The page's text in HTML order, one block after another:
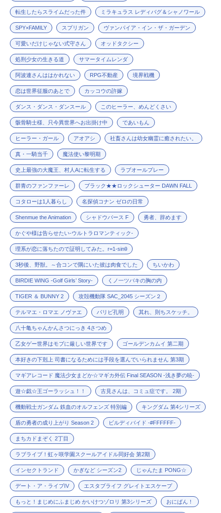
転生したらスライムだった件 ミラキュラス レディバグ＆シャノワール
SPY×FAMILY スプリガン ヴァンパイア・イン・ザ・ガーデン
可愛いだけじゃない式守さん オッドタクシー
処刑少女の生きる道 サマータイムレンダ
阿波連さんははかれない RPG不動産 境界戦機
恋は世界征服のあとで カッコウの許嫁
ダンス・ダンス・ダンスール このヒーラー、めんどくさい
骸骨騎士様、只今異世界へお出掛け中 であいもん
ヒーラー・ガール アオアシ 社畜さんは幼女幽霊に癒されたい。
真・一騎当千 魔法使い黎明期
史上最強の大魔王、村人Aに転生する ラブオールプレー
群青のファンファーレ ブラック★★ロックシューター DAWN FALL
コタローは1人暮らし 名探偵コナン ゼロの日常
Shenmue the Animation シャドウバース F 勇者、辞めます
かぐや様は告らせたい-ウルトラロマンティック-
理系が恋に落ちたので証明してみた。r=1-sinθ
3秒後、野獣。～合コンで隅にいた彼は肉食でした ちいかわ
BIRDIE WING -Golf Girls’ Story- くノ一ツバキの胸の内
TIGER ＆ BUNNY 2 攻殻機動隊 SAC_2045 シーズン２
テルマエ・ロマエ ノヴァエ パリピ孔明 其れ、則ちスケッチ。
八十亀ちゃんかんさつにっき 4さつめ
乙女ゲー世界はモブに厳しい世界です ゴールデンカムイ 第二期
本好きの下剋上 司書になるためには手段を選んでいられません 第3期
マギアレコード 魔法少女まどか☆マギカ外伝 Final SEASON -浅き夢の暁-
遊☆戯☆王ゴーラッシュ！！ 古見さんは、コミュ症です。 2期
機動戦士ガンダム 鉄血のオルフェンズ 特別編 キングダム 第4シリーズ
盾の勇者の成り上がり Season 2 ビルディバイド -#FFFFFF-
まちカドまぞく 2丁目
ラブライブ！虹ヶ咲学園スクールアイドル同好会 第2期
インセクトランド かぎなど シーズン2 じゃんたま PONG☆
デート・ア・ライブIV エスタブライフ グレイトエスケープ
もっと！まじめにふまじめ かいけつゾロリ 第3シリーズ おにぱん！